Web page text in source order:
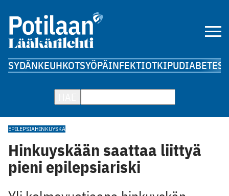
SYDÄNKEUHKOTSYÖPÄINFEKTIOTKIPUDIABETES
EPILEPSIAHINKUYSKÄ
Hinkuyskään saattaa liittyä
pieni epilepsiariski